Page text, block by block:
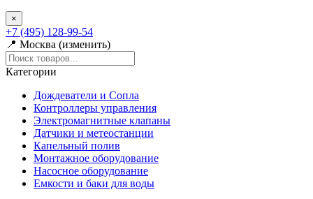
×
+7 (495) 128-99-54
📍 Москва (изменить)
Категории
Дождеватели и Сопла
Контроллеры управления
Электромагнитные клапаны
Датчики и метеостанции
Капельный полив
Монтажное оборудование
Насосное оборудование
Емкости и баки для воды